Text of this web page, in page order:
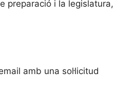
preparació i la legislatura,
amb una sol·licitud